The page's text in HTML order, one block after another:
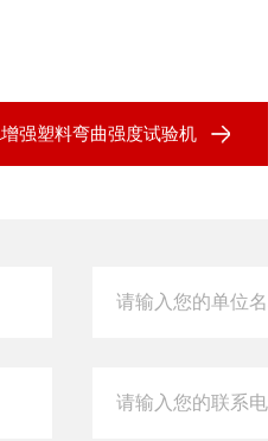
强塑料弯曲强度试验机